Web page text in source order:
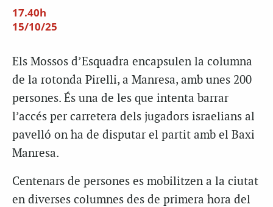
17.40h
15/10/25
Els Mossos d’Esquadra encapsulen la columna
de la rotonda Pirelli, a Manresa, amb unes 200
persones. És una de les que intenta barrar
l’accés per carretera dels jugadors israelians al
pavelló on ha de disputar el partit amb el Baxi
Manresa.
Centenars de persones es mobilitzen a la ciutat
en diverses columnes des de primera hora del